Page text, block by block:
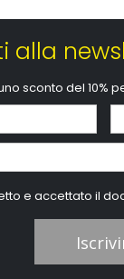
alla
sconto del 10%
e accettato il